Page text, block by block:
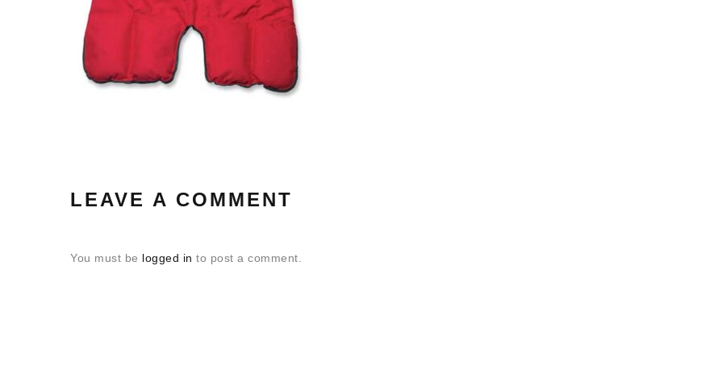
LEAVE A COMMENT
You must be logged in to post a comment.